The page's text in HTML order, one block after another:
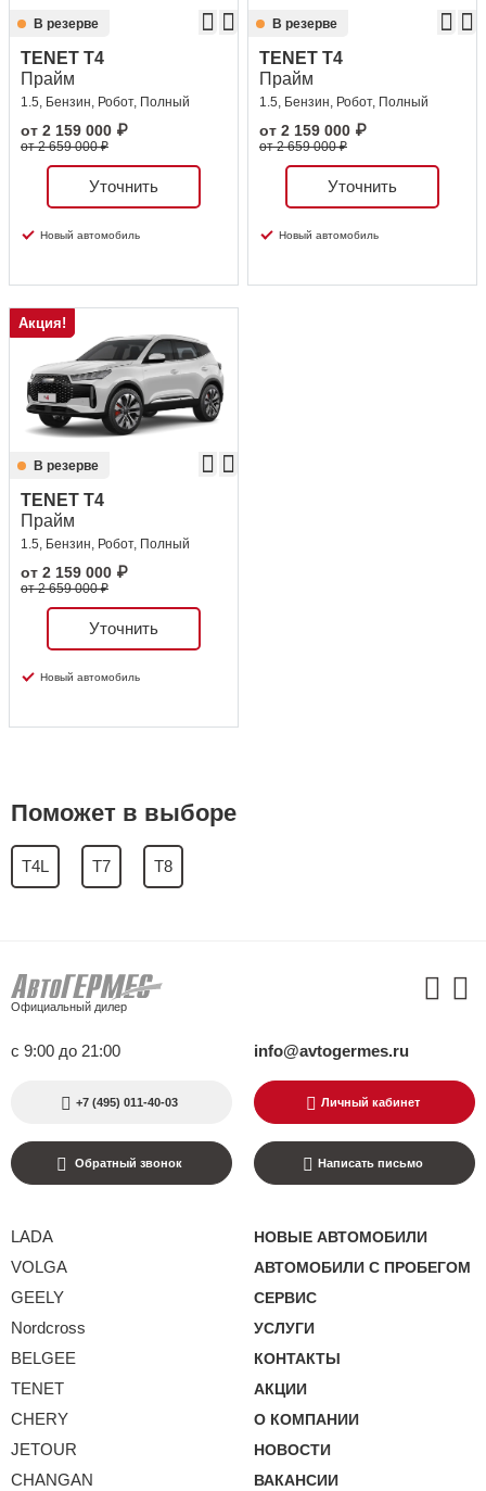
В резерве
TENET T4
Прайм
1.5, Бензин, Робот, Полный
от 2 159 000 ₽
от 2 659 000 ₽
Уточнить
Новый автомобиль
В резерве
TENET T4
Прайм
1.5, Бензин, Робот, Полный
от 2 159 000 ₽
от 2 659 000 ₽
Уточнить
Новый автомобиль
Акция!
В резерве
TENET T4
Прайм
1.5, Бензин, Робот, Полный
от 2 159 000 ₽
от 2 659 000 ₽
Уточнить
Новый автомобиль
Поможет в выборе
T4L T7 T8
Официальный дилер
с 9:00 до 21:00 info@avtogermes.ru
+7 (495) 011-40-03 Личный кабинет
Обратный звонок Написать письмо
LADA
VOLGA
GEELY
Nordcross
BELGEE
TENET
CHERY
JETOUR
CHANGAN
НОВЫЕ АВТОМОБИЛИ
АВТОМОБИЛИ С ПРОБЕГОМ
СЕРВИС
УСЛУГИ
КОНТАКТЫ
АКЦИИ
О КОМПАНИИ
НОВОСТИ
ВАКАНСИИ